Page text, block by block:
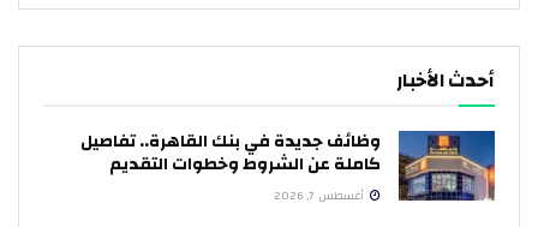
أحدث الأخبار
وظائف جديدة في بنك القاهرة.. تفاصيل
كاملة عن الشروط وخطوات التقديم
أغسطس 7, 2026